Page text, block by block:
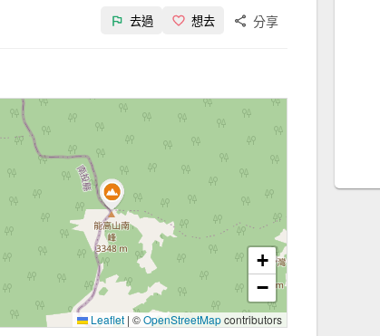
去過 想去 分享
+
−
Leaflet | ©OpenStreetMapcontributors